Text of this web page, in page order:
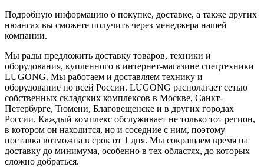
Подробную информацию о покупке, доставке, а также других
нюансах вы сможете получить через менеджера нашей
компании.
Мы рады предложить доставку товаров, техники и
оборудования, купленного в интернет-магазине спецтехники
LUGONG. Мы работаем и доставляем технику и
оборудование по всей России. LUGONG располагает сетью
собственных складских комплексов в Москве, Санкт-
Петербурге, Тюмени, Благовещенске и в других городах
России. Каждый комплекс обслуживает не только тот регион,
в котором он находится, но и соседние с ним, поэтому
поставка возможна в срок от 1 дня. Мы сокращаем время на
доставку до минимума, особенно в тех областях, до которых
сложно добраться.